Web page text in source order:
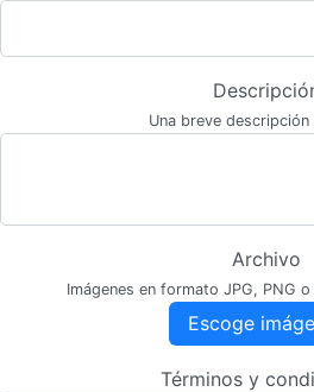
Una breve
Archivo
Imágenes en formato JPG, PNG
Escoge
Términos y